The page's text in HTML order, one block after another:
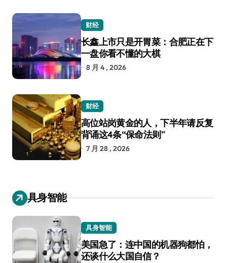
财经
长鑫上市只是开胃菜：合肥正在下
一盘你看不懂的大棋
8 月 4 , 2026
财经
高位站岗黄金的人，下半年请反复
背诵这4条“保命法则”
7 月 28 , 2026
具身智能
具身智能
美国急了：连中国的机器狗都怕，
还谈什么大国自信？